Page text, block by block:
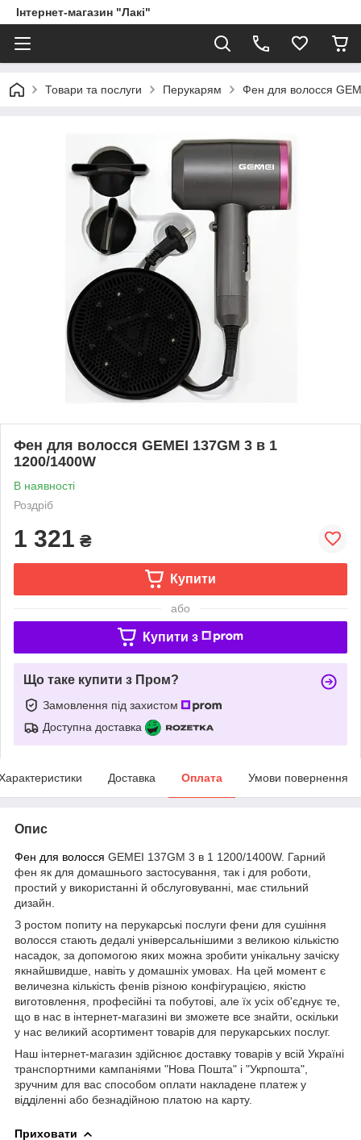
Інтернет-магазин "Лакі"
Товари та послуги Перукарям Фен для волосся
Фен для волосся GEMEI 137GM 3 в 1
1200/1400W
В наявності
Роздріб
1 321 ₴
Купити
або
Купити з
Що таке купити з Пром?
Замовлення під захистом
Доступна доставка
Доставка Оплата Умови повернення
Опис
Фен для волосся GEMEI 137GM 3 в 1 1200/1400W. Гарний
фен як для домашнього застосування, так і для роботи,
простий у використанні й обслуговуванні, має стильний
дизайн.
З ростом попиту на перукарські послуги фени для сушіння
волосся стають дедалі універсальнішими з великою кількістю
насадок, за допомогою яких можна зробити унікальну зачіску
якнайшвидше, навіть у домашніх умовах. На цей момент є
величезна кількість фенів різною конфігурацією, якістю
виготовлення, професійні та побутові, але їх усіх об'єднує те,
що в нас в інтернет-магазині ви зможете все знайти, оскільки
у нас великий асортимент товарів для перукарських послуг.
Наш інтернет-магазин здійснює доставку товарів у всій Україні
транспортними кампаніями "Нова Пошта" і "Укрпошта",
зручним для вас способом оплати накладене платеж у
відділенні або безнадійною платою на карту.
Приховати